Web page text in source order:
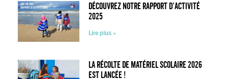
Découvrez notre rapport d’activité
2025
Lire plus »
La récolte de matériel scolaire 2026
est lancée !